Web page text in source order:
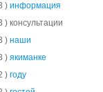
) информация
) консультации
) наши
) якиманке
) году